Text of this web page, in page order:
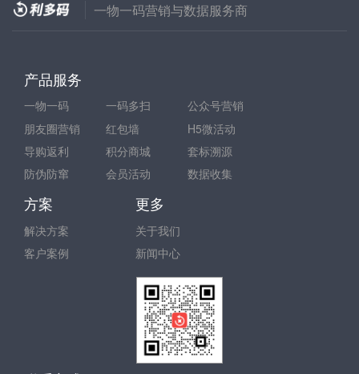
一物一码营销与数据服务商
产品服务
一物一码 一码多扫
公众号营销
朋友圈营销
红包墙
H5微活动
导购返利
积分商城
套标溯源
防伪防窜
会员活动 数据收集
方案
解决方案
客户案例
更多
关于我们
新闻中心